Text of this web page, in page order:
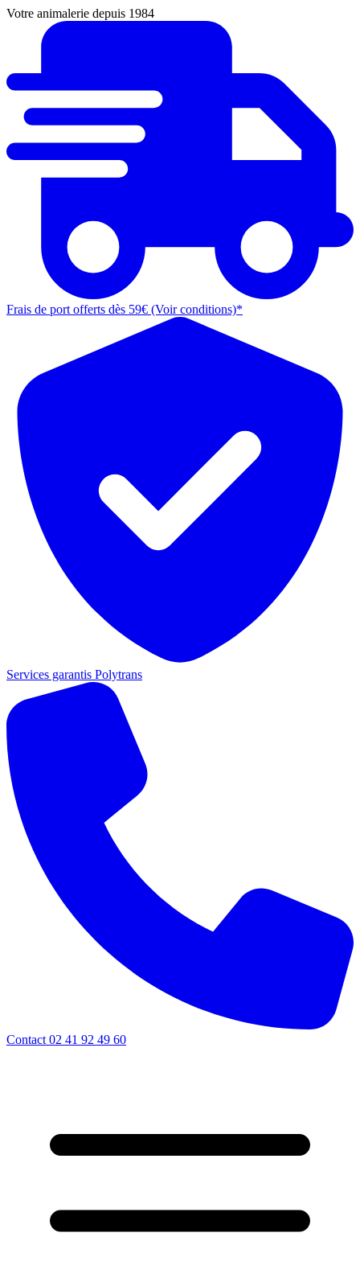
Votre animalerie depuis 1984
Frais de port offerts dès 59€ (Voir conditions)*
Services garantis Polytrans
Contact 02 41 92 49 60